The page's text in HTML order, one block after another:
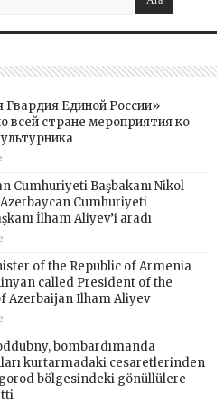
Единой России»
всей стране мероприятия ко
Cumhuriyeti Başbakanı Nikol
Cumhuriyeti
İlham Aliyev’i aradı
of the Republic of Armenia
called President of the
Azerbaijan Ilham Aliyev
bombardımanda
kurtarmadaki cesaretlerinden
bölgesindeki gönüllülere